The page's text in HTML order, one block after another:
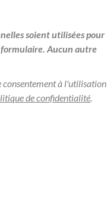
soient utilisées pour
formulaire. Aucun autre
à l'utilisation
de confidentialité.